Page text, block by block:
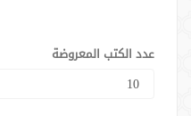
عدد الكتب المعروضة